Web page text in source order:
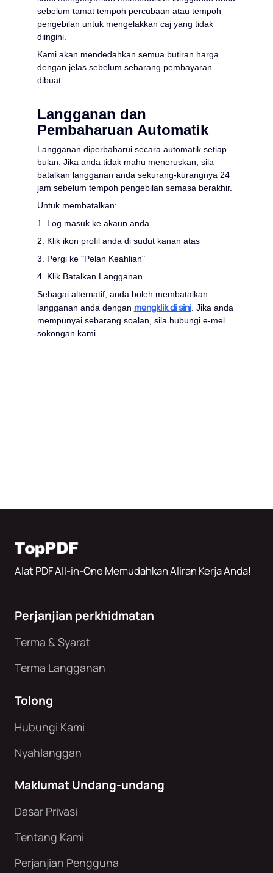
sebelum tamat tempoh percubaan atau tempoh
pengebilan untuk mengelakkan caj yang tidak
diingini.
Kami akan mendedahkan semua butiran harga
dengan jelas sebelum sebarang pembayaran
dibuat.
Langganan dan
Pembaharuan Automatik
Langganan diperbaharui secara automatik setiap
bulan. Jika anda tidak mahu meneruskan, sila
batalkan langganan anda sekurang-kurangnya 24
jam sebelum tempoh pengebilan semasa berakhir.
Untuk membatalkan:
1. Log masuk ke akaun anda
2. Klik ikon profil anda di sudut kanan atas
3. Pergi ke "Pelan Keahlian"
4. Klik Batalkan Langganan
Sebagai alternatif, anda boleh membatalkan
langganan anda dengan mengklik di sini. Jika anda
mempunyai sebarang soalan, sila hubungi e-mel
sokongan kami.
Alat PDF All-in-One Memudahkan Aliran Kerja Anda!
Perjanjian perkhidmatan
Terma & Syarat
Terma Langganan
Tolong
Hubungi Kami
Nyahlanggan
Maklumat Undang-undang
Dasar Privasi
Tentang Kami
Perjanjian Pengguna